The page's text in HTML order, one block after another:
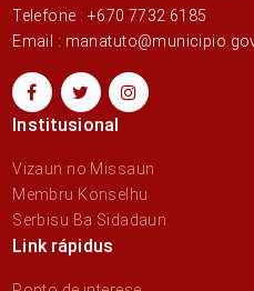
Telefone : +670 7732 6185
Email :
Institusional
Vizaun no Missaun
Membru Konselhu
Serbisu Ba Sidadaun
Link rápidus